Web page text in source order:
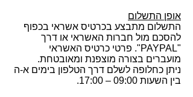
אופן התשלום
התשלום מתבצע בכרטיס אשראי בכפוף
להסכם מול חברות האשראי או דרך
"PAYPAL". פרטי כרטיס האשראי
מועברים בצורה מוצפנת ומאובטחת.
ניתן כחלופה לשלם דרך הטלפון בימים א-ה
בין השעות 09:00 – 17:00.